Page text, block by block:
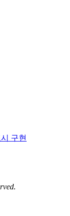
구현